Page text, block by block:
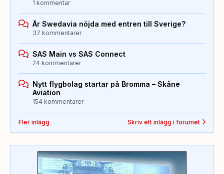
1 kommentar
Är Swedavia nöjda med entren till Sverige?
37 kommentarer
SAS Main vs SAS Connect
24 kommentarer
Nytt flygbolag startar på Bromma – Skåne
Aviation
154 kommentarer
Fler inlägg Skriv ett inlägg i forumet